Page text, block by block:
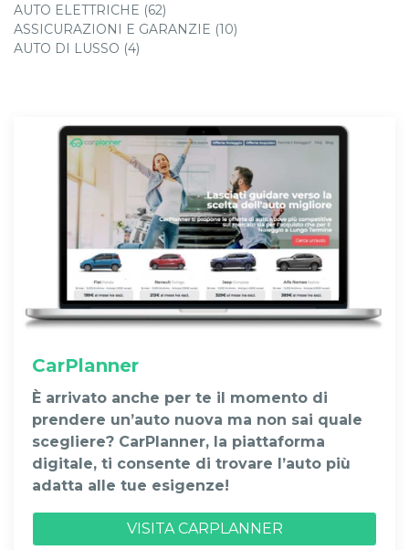
AUTO ELETTRICHE (62)
ASSICURAZIONI E GARANZIE (10)
AUTO DI LUSSO (4)
CarPlanner
È arrivato anche per te il momento di
prendere un’auto nuova ma non sai quale
scegliere? CarPlanner, la piattaforma
digitale, ti consente di trovare l’auto più
adatta alle tue esigenze!
VISITA CARPLANNER